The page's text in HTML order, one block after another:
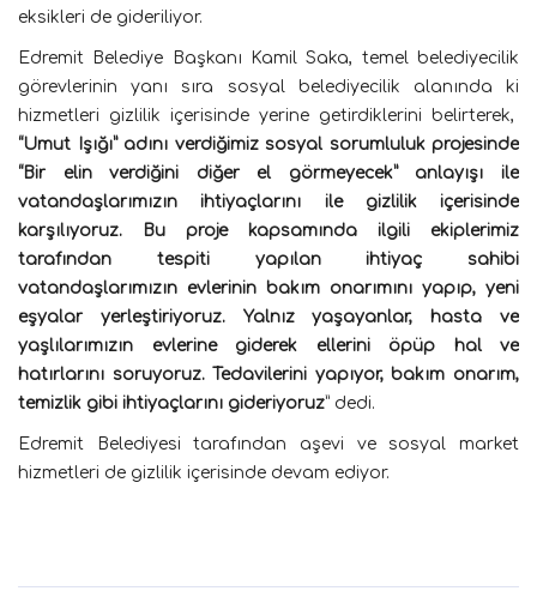
eksikleri de gideriliyor.
Edremit Belediye Başkanı Kamil Saka, temel belediyecilik
görevlerinin yanı sıra sosyal belediyecilik alanında ki
hizmetleri gizlilik içerisinde yerine getirdiklerini belirterek,
“Umut Işığı” adını verdiğimiz sosyal sorumluluk projesinde
“Bir elin verdiğini diğer el görmeyecek” anlayışı ile
vatandaşlarımızın ihtiyaçlarını ile gizlilik içerisinde
karşılıyoruz. Bu proje kapsamında ilgili ekiplerimiz
tarafından tespiti yapılan ihtiyaç sahibi
vatandaşlarımızın evlerinin bakım onarımını yapıp, yeni
eşyalar yerleştiriyoruz. Yalnız yaşayanlar, hasta ve
yaşlılarımızın evlerine giderek ellerini öpüp hal ve
hatırlarını soruyoruz. Tedavilerini yapıyor, bakım onarım,
temizlik gibi ihtiyaçlarını gideriyoruz” dedi.
Edremit Belediyesi tarafından aşevi ve sosyal market
hizmetleri de gizlilik içerisinde devam ediyor.